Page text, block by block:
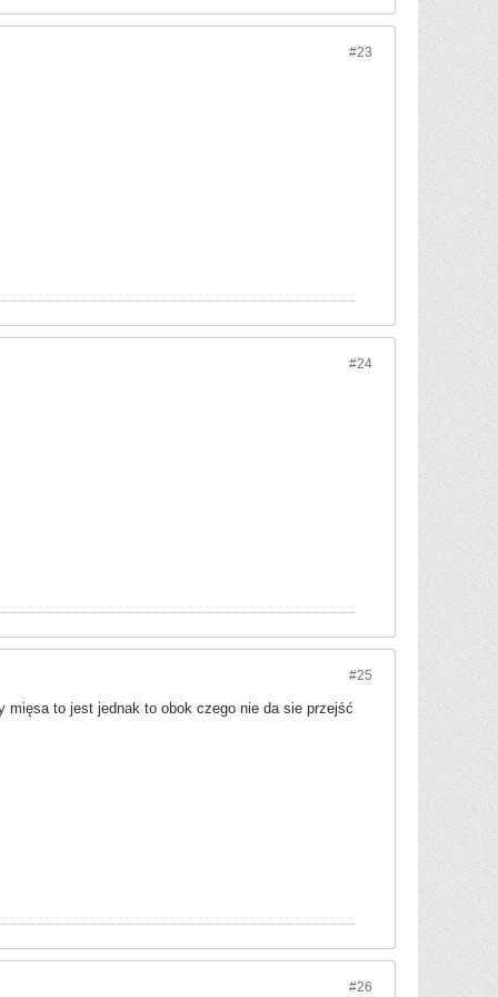
#23
#24
#25
mięsa to jest jednak to obok czego nie da sie przejść
#26